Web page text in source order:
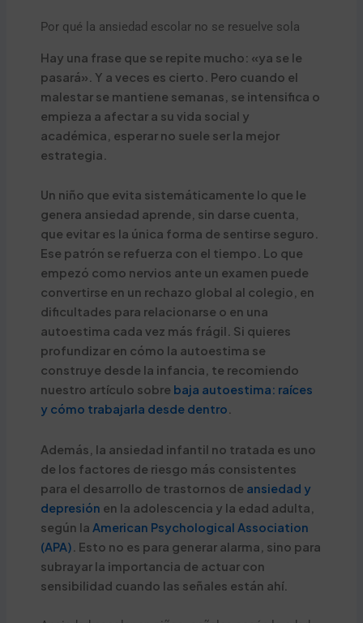
Por qué la ansiedad escolar no se resuelve sola
Hay una frase que se repite mucho: «ya se le
pasará». Y a veces es cierto. Pero cuando el
malestar se mantiene semanas, se intensifica o
empieza a afectar a su vida social y
académica, esperar no suele ser la mejor
estrategia.
Un niño que evita sistemáticamente lo que le
genera ansiedad aprende, sin darse cuenta,
que evitar es la única forma de sentirse seguro.
Ese patrón se refuerza con el tiempo. Lo que
empezó como nervios ante un examen puede
convertirse en un rechazo global al colegio, en
dificultades para relacionarse o en una
autoestima cada vez más frágil. Si quieres
profundizar en cómo la autoestima se
construye desde la infancia, te recomiendo
nuestro artículo sobre baja autoestima: raíces
y cómo trabajarla desde dentro
Además, la ansiedad infantil no tratada es uno
de los factores de riesgo más consistentes
para el desarrollo de trastornos de ansiedad y
depresión en la adolescencia y la edad adulta,
según laAmerican Psychological Association
(APA) . Esto no es para generar alarma, sino para
subrayar la importancia de actuar con
sensibilidad cuando las señales están ahí.